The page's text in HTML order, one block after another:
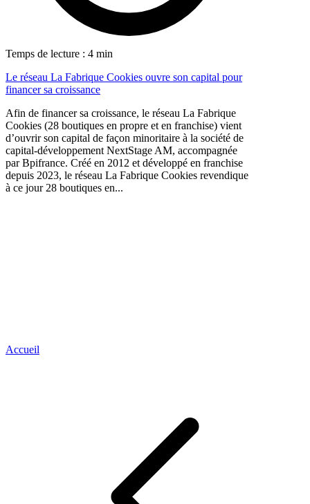
Temps de lecture : 4 min
Le réseau La Fabrique Cookies ouvre son capital pour
financer sa croissance
Afin de financer sa croissance, le réseau La Fabrique
Cookies (28 boutiques en propre et en franchise) vient
d’ouvrir son capital de façon minoritaire à la société de
capital-développement NextStage AM, accompagnée
par Bpifrance. Créé en 2012 et développé en franchise
depuis 2023, le réseau La Fabrique Cookies revendique
à ce jour 28 boutiques en...
Accueil